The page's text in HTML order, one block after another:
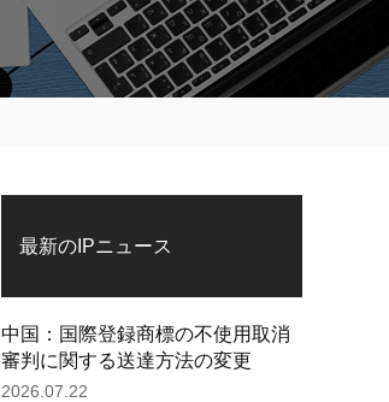
最新のIPニュース
中国：国際登録商標の不使用取消
審判に関する送達方法の変更
2026.07.22